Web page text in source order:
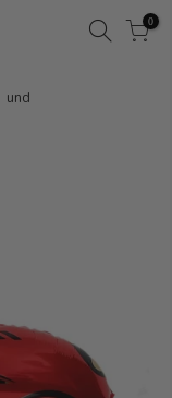
0
und